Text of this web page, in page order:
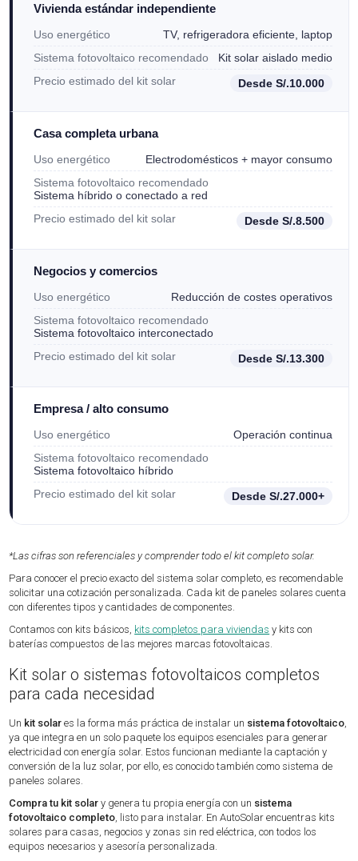
Vivienda estándar independiente
Uso energético
TV, refrigeradora eficiente, laptop
Sistema fotovoltaico recomendado
Kit solar aislado medio
Precio estimado del kit solar
Desde S/.10.000
Casa completa urbana
Uso energético
Electrodomésticos + mayor consumo
Sistema fotovoltaico recomendado
Sistema híbrido o conectado a red
Precio estimado del kit solar
Desde S/.8.500
Negocios y comercios
Uso energético
Reducción de costes operativos
Sistema fotovoltaico recomendado
Sistema fotovoltaico interconectado
Precio estimado del kit solar
Desde S/.13.300
Empresa / alto consumo
Uso energético
Operación continua
Sistema fotovoltaico recomendado
Sistema fotovoltaico híbrido
Precio estimado del kit solar
Desde S/.27.000+
*Las cifras son referenciales y comprender todo el kit completo solar.
Para conocer el precio exacto del sistema solar completo, es recomendable
solicitar una cotización personalizada. Cada kit de paneles solares cuenta
con diferentes tipos y cantidades de componentes.
Contamos con kits básicos, kits completos para viviendas y kits con
baterías compuestos de las mejores marcas fotovoltaicas.
Kit solar o sistemas fotovoltaicos completos
para cada necesidad
Un kit solares la forma más práctica de instalar un sistema fotovoltaico,
ya que integra en un solo paquete los equipos esenciales para generar
electricidad con energía solar. Estos funcionan mediante la captación y
conversión de la luz solar, por ello, es conocido también como sistema de
paneles solares.
Compra tu kit solar y genera tu propia energía con un sistema
fotovoltaico completo, listo para instalar. En AutoSolar encuentras kits
solares para casas, negocios y zonas sin red eléctrica, con todos los
equipos necesarios y asesoría personalizada.